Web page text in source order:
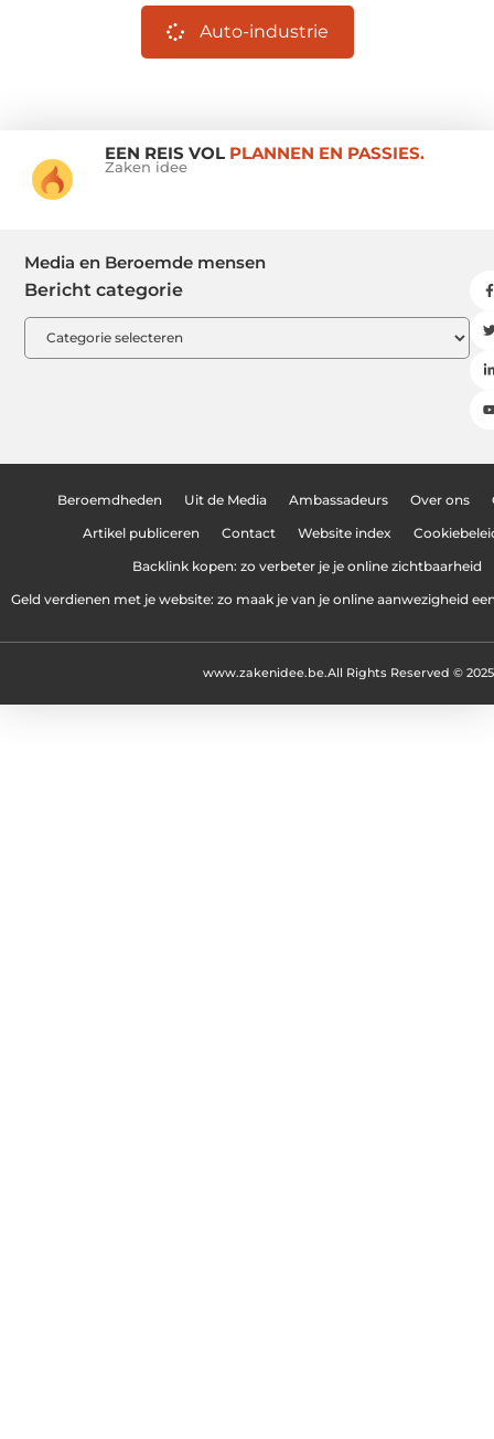
Auto-industrie
EEN REIS VOL PLANNEN EN PASSIES.
Zaken idee
Media en Beroemde mensen
Bericht categorie
Beroemdheden Uit de Media Ambassadeurs Over ons
Artikel publiceren Contact Website index
Backlink kopen: zo verbeter je je online zichtbaarheid
Geld verdienen met je website: zo maak je van je online aanwezigheid
All Rights Reserved © 2025
www.zakenidee.be.